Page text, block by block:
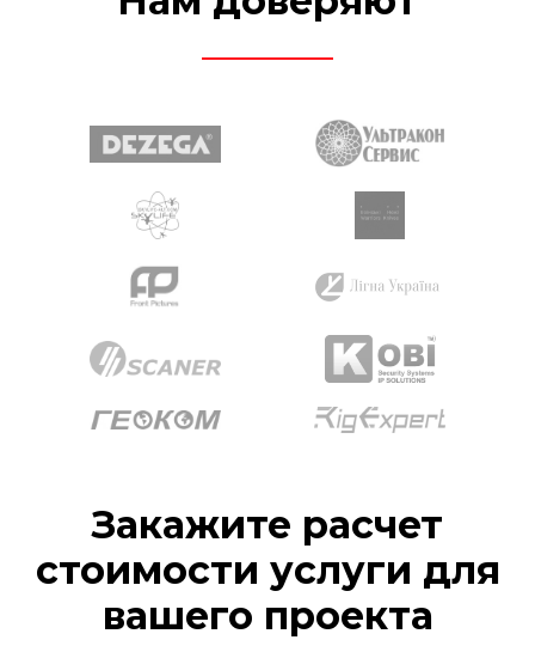
Закажите расчет
стоимости услуги для
вашего проекта